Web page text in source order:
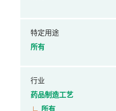
特定用途
所有
行业
药品制造工艺
所有